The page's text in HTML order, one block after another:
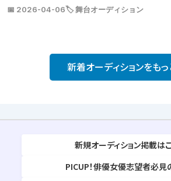
📅 2026-04-06🏷️ 舞台オーディション
新着オーディションをもっ
新規オーディション掲載は
PICUP！俳優女優志望者必見